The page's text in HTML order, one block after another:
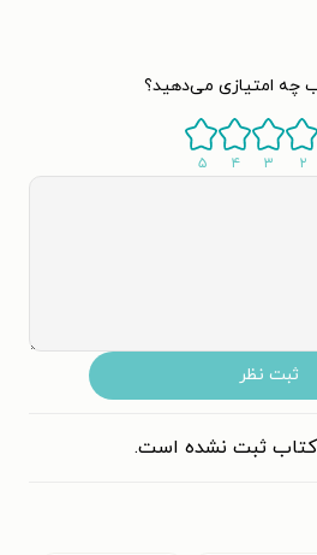
چه امتیازی می‌دهید؟
۲ ۳ ۴ ۵
ثبت نظر
کتاب ثبت نشده است.